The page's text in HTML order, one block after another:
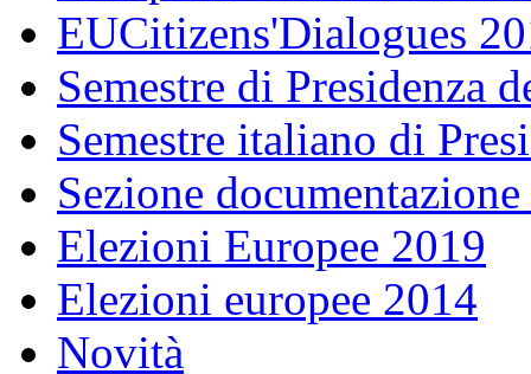
EUCitizens'Dialogues
Semestre di Presidenza
Semestre italiano di
Sezione
Elezioni Europee 2019
Elezioni europee 2014
Novità